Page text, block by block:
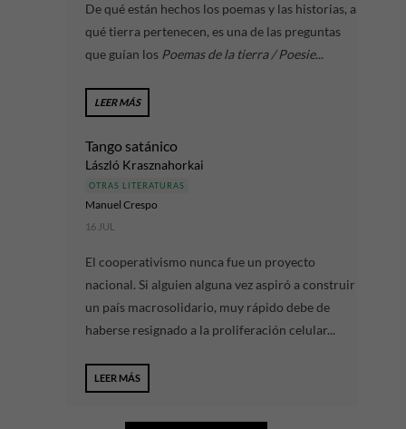
De qué están hechos los poemas y las historias, a
qué tierra pertenecen, es una de las preguntas
que guían los Poemas de la tierra / Poesie...
LEER MÁS
Tango satánico
László Krasznahorkai
OTRAS LITERATURAS
Manuel Crespo
16 JUL
El cooperativismo nunca fue un proyecto
nacional. Si alguien alguna vez aspiró a construir
un país macrosolidario, muy rápido debe de
haberse resignado a la proliferación celular...
LEER MÁS